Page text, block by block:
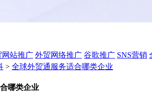
网站推广 外贸网络推广 谷歌推广 SNS营销
> 全球外贸通服务适合哪类企业
哪类企业